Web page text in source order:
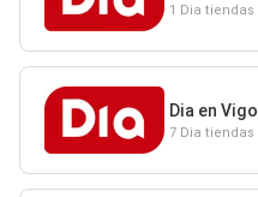
1 Dia tiendas
Dia en Vigo
7 Dia tiendas